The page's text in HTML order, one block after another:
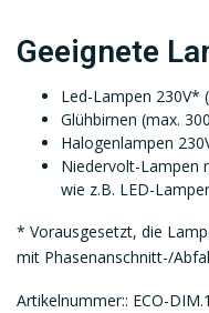
Geeignete
Led-Lampen 230V*
Glühbirnen (max.
Halogenlampen
Niedervolt-Lampen
wie z.B. LED-
* Vorausgesetzt, die
mit Phasenanschnitt-/
Artikelnummer:: ECO-